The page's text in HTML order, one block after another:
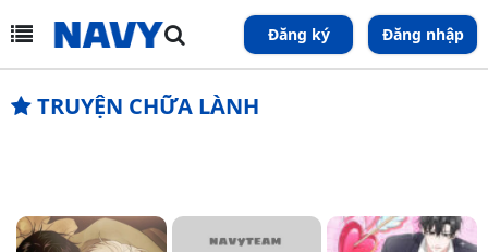
Đăng ký Đăng nhập
TRUYỆN CHỮA LÀNH